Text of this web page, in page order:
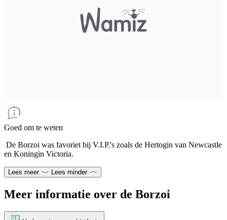
Goed om te weten
De Borzoi was favoriet bij V.I.P.'s zoals de Hertogin van Newcastle
en Koningin Victoria.
Lees meer Lees minder
Meer informatie over de Borzoi